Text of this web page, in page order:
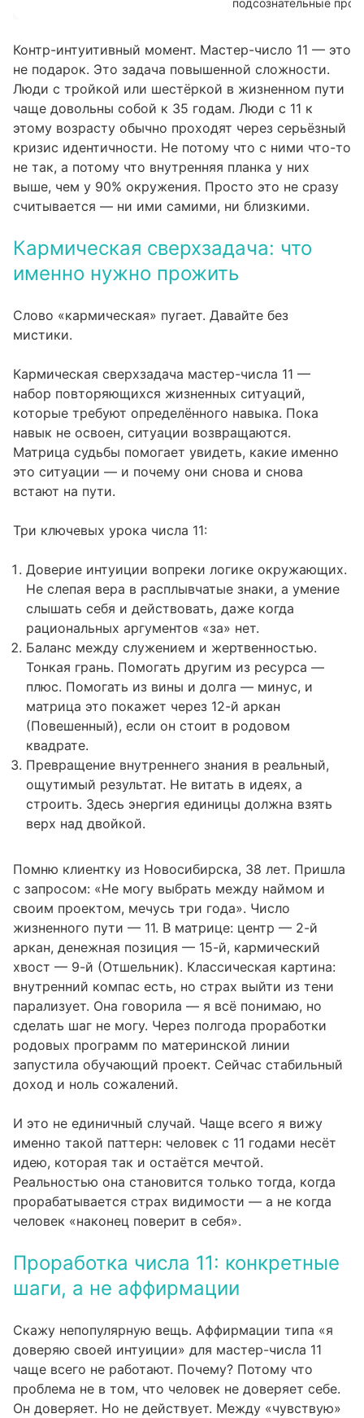
Контр-интуитивный момент. Мастер-число 11 — это
не подарок. Это задача повышенной сложности.
Люди с тройкой или шестёркой в жизненном пути
чаще довольны собой к 35 годам. Люди с 11 к
этому возрасту обычно проходят через серьёзный
кризис идентичности. Не потому что с ними что-то
не так, а потому что внутренняя планка у них
выше, чем у 90% окружения. Просто это не сразу
считывается — ни ими самими, ни близкими.
Кармическая сверхзадача: что
именно нужно прожить
Слово «кармическая» пугает. Давайте без
мистики.
Кармическая сверхзадача мастер-числа 11 —
набор повторяющихся жизненных ситуаций,
которые требуют определённого навыка. Пока
навык не освоен, ситуации возвращаются.
Матрица судьбы помогает увидеть, какие именно
это ситуации — и почему они снова и снова
встают на пути.
Три ключевых урока числа 11:
Доверие интуиции вопреки логике окружающих.
Не слепая вера в расплывчатые знаки, а умение
слышать себя и действовать, даже когда
рациональных аргументов «за» нет.
Баланс между служением и жертвенностью.
Тонкая грань. Помогать другим из ресурса —
плюс. Помогать из вины и долга — минус, и
матрица это покажет через 12-й аркан
(Повешенный), если он стоит в родовом
квадрате.
Превращение внутреннего знания в реальный,
ощутимый результат. Не витать в идеях, а
строить. Здесь энергия единицы должна взять
верх над двойкой.
Помню клиентку из Новосибирска, 38 лет. Пришла
с запросом: «Не могу выбрать между наймом и
своим проектом, мечусь три года». Число
жизненного пути — 11. В матрице: центр — 2-й
аркан, денежная позиция — 15-й, кармический
хвост — 9-й (Отшельник). Классическая картина:
внутренний компас есть, но страх выйти из тени
парализует. Она говорила — я всё понимаю, но
сделать шаг не могу. Через полгода проработки
родовых программ по материнской линии
запустила обучающий проект. Сейчас стабильный
доход и ноль сожалений.
И это не единичный случай. Чаще всего я вижу
именно такой паттерн: человек с 11 годами несёт
идею, которая так и остаётся мечтой.
Реальностью она становится только тогда, когда
прорабатывается страх видимости — а не когда
человек «наконец поверит в себя».
Проработка числа 11: конкретные
шаги, а не аффирмации
Скажу непопулярную вещь. Аффирмации типа «я
доверяю своей интуиции» для мастер-числа 11
чаще всего не работают. Почему? Потому что
проблема не в том, что человек не доверяет себе.
Он доверяет. Но не действует. Между «чувствую»